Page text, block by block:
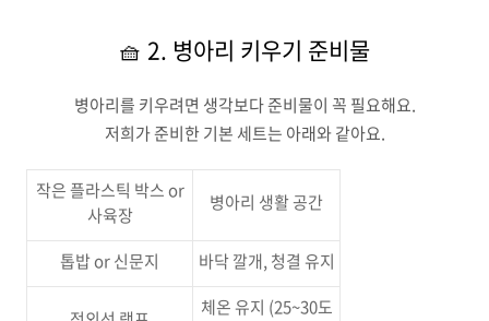
🧺 2. 병아리 키우기 준비물
병아리를 키우려면 생각보다 준비물이 꼭 필요해요.
저희가 준비한 기본 세트는 아래와 같아요.
작은 플라스틱 박스 or
사육장
병아리 생활 공간
톱밥 or 신문지 바닥 깔개, 청결 유지
체온 유지 (25~30도